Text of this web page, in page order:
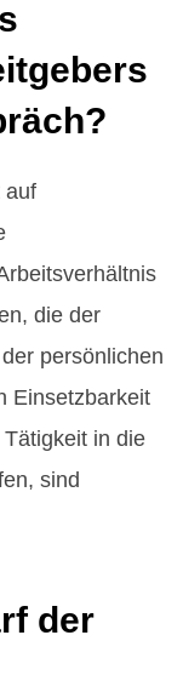
auf
die der
persönlichen
Einsetzbarkeit
in die
sind
der